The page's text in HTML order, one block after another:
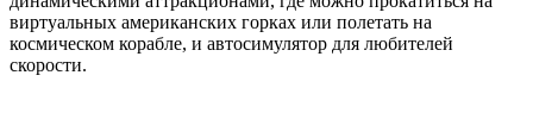
виртуальных американских горках или полетать на
космическом корабле, и автосимулятор для любителей
скорости.